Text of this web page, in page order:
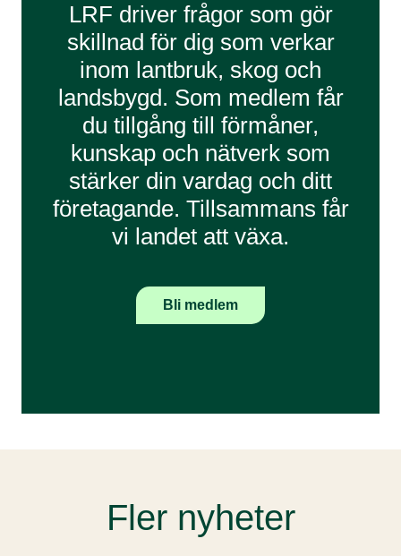
LRF driver frågor som gör
skillnad för dig som verkar
inom lantbruk, skog och
landsbygd. Som medlem får
du tillgång till förmåner,
kunskap och nätverk som
stärker din vardag och ditt
företagande. Tillsammans får
vi landet att växa.
Bli medlem
Fler nyheter